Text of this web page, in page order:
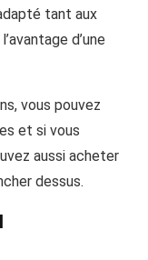
tant aux
d’une
vous pouvez
et si vous
aussi acheter
dessus.